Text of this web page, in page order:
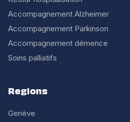
Accompagnement Alzheimer
Accompagnement Parkinson
Accompagnement démence
Soins palliatifs
Regions
Genève